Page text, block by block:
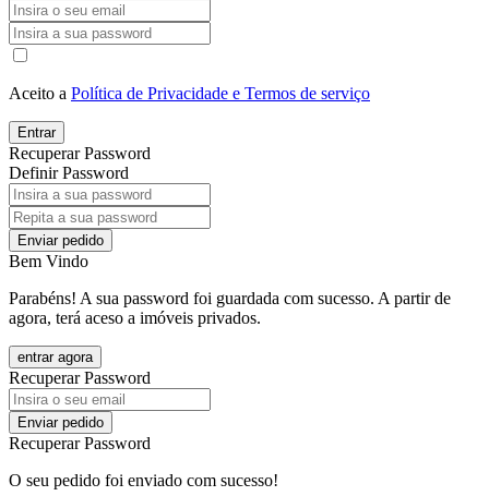
Aceito a Política de Privacidade e Termos de serviço
Entrar
Recuperar Password
Definir Password
Enviar pedido
Bem Vindo
Parabéns! A sua password foi guardada com sucesso. A partir de
agora, terá aceso a imóveis privados.
entrar agora
Recuperar Password
Enviar pedido
Recuperar Password
O seu pedido foi enviado com sucesso!